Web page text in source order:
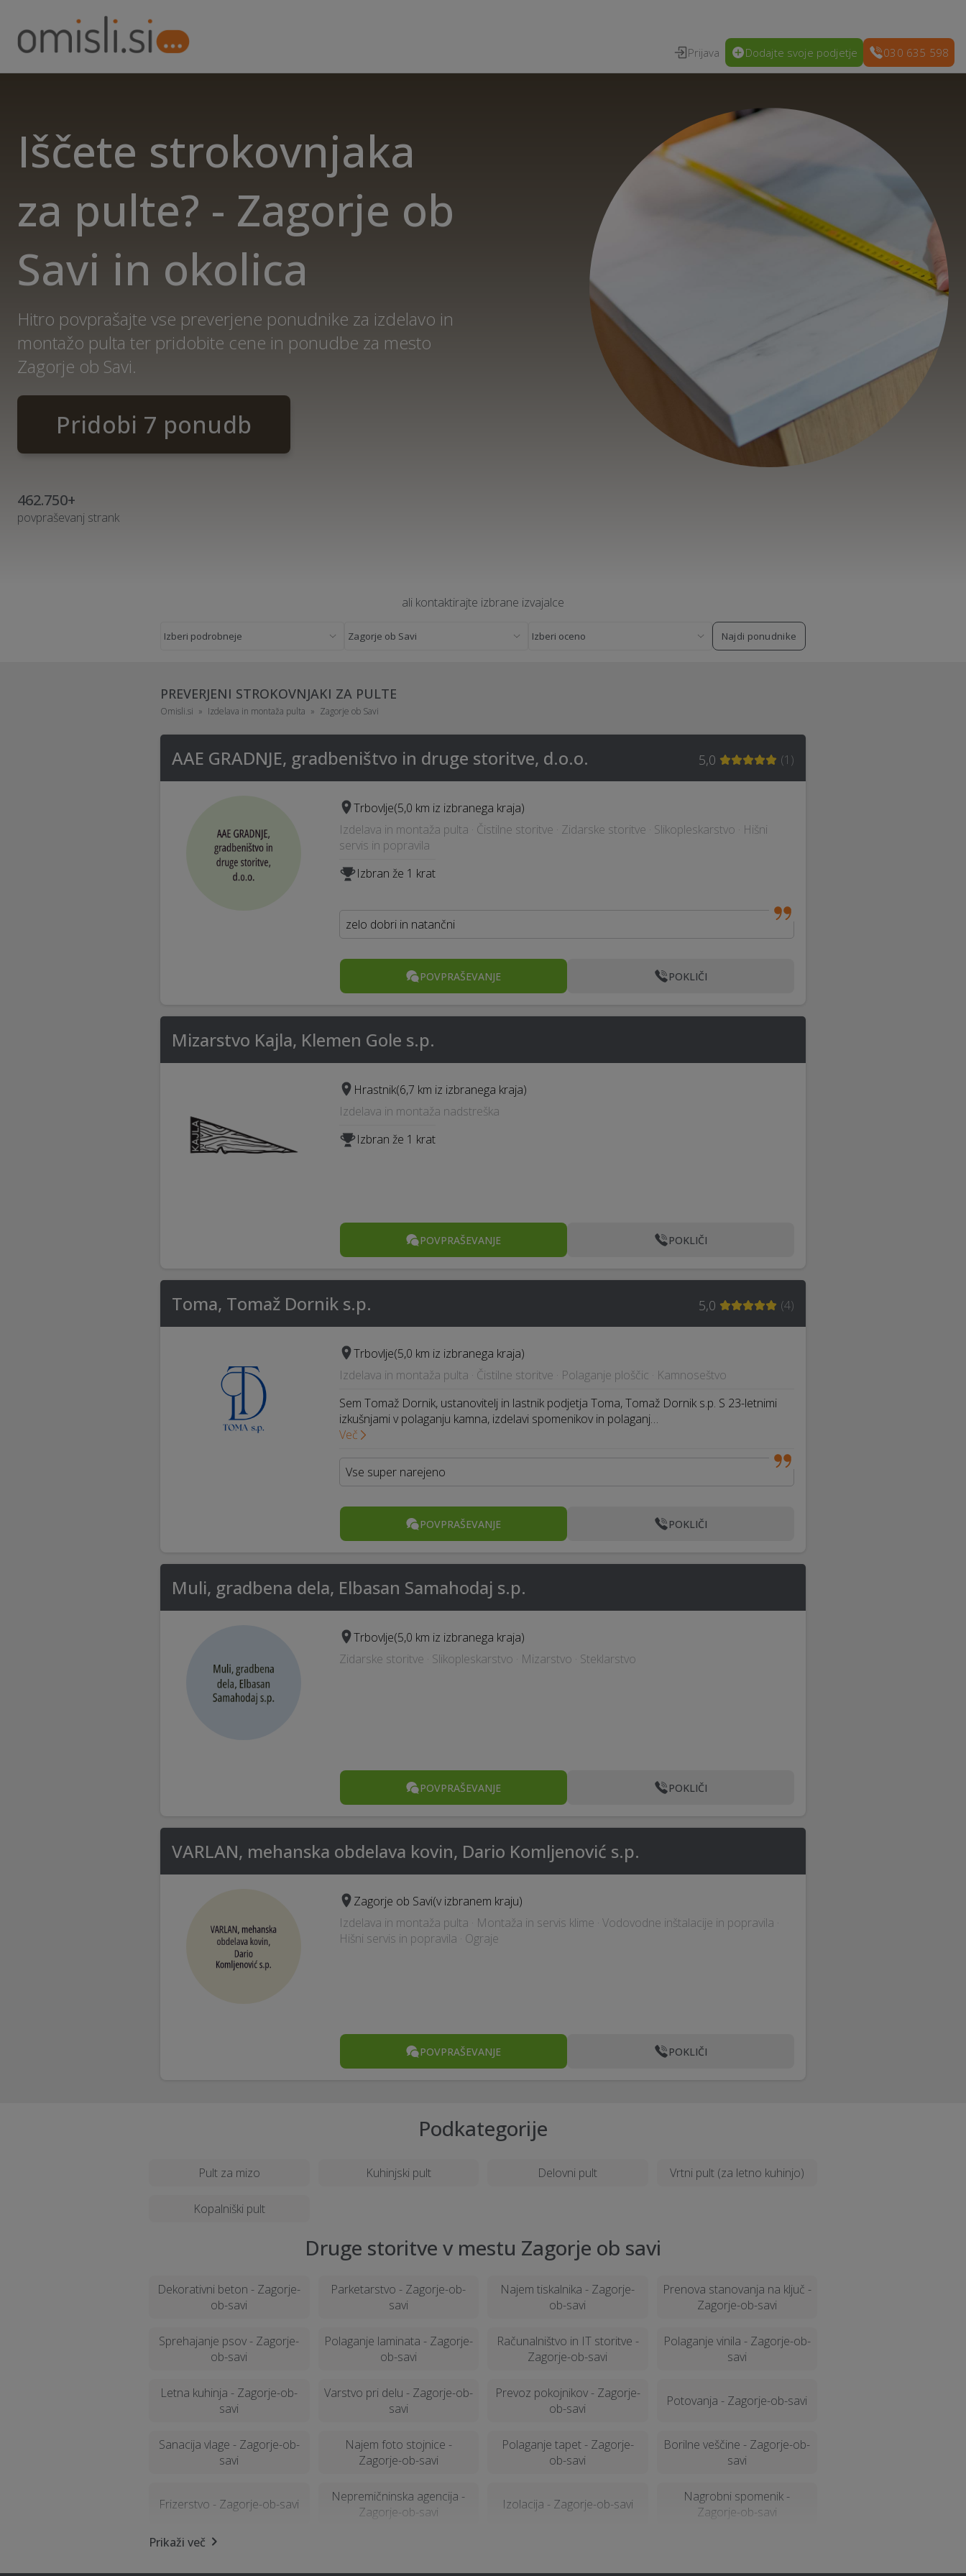
Prijava Dodajte svoje podjetje 030 635 598
Iščete strokovnjaka
za pulte? - Zagorje ob
Savi in okolica
Hitro povprašajte vse preverjene ponudnike za izdelavo in
montažo pulta ter pridobite cene in ponudbe za mesto
Zagorje ob Savi.
Pridobi 7 ponudb
462.750+
povpraševanj strank
ali kontaktirajte izbrane izvajalce
Najdi ponudnike
PREVERJENI STROKOVNJAKI ZA PULTE
Omisli.si Izdelava in montaža pulta Zagorje ob Savi
AAE GRADNJE, gradbeništvo in druge storitve, d.o.o. 5,0 (1 )
Trbovlje(5,0 km iz izbranega kraja)
Izdelava in montaža pulta · Čistilne storitve · Zidarske storitve · Slikopleskarstvo · Hišni
servis in popravila
Izbran že 1 krat
zelo dobri in natančni
POVPRAŠEVANJE POKLIČI
Mizarstvo Kajla, Klemen Gole s.p.
Hrastnik(6,7 km iz izbranega kraja)
Izdelava in montaža nadstreška
Izbran že 1 krat
POVPRAŠEVANJE POKLIČI
Toma, Tomaž Dornik s.p. 5,0 (4)
Trbovlje(5,0 km iz izbranega kraja)
Izdelava in montaža pulta · Čistilne storitve · Polaganje ploščic · Kamnoseštvo
Sem Tomaž Dornik, ustanovitelj in lastnik podjetja Toma, Tomaž Dornik s.p. S 23-letnimi
izkušnjami v polaganju kamna, izdelavi spomenikov in polaganj…
Več
Vse super narejeno
POVPRAŠEVANJE POKLIČI
Muli, gradbena dela, Elbasan Samahodaj s.p.
Trbovlje(5,0 km iz izbranega kraja)
Zidarske storitve · Slikopleskarstvo · Mizarstvo · Steklarstvo
POVPRAŠEVANJE POKLIČI
VARLAN, mehanska obdelava kovin, Dario Komljenović s.p.
Zagorje ob Savi(v izbranem kraju)
Izdelava in montaža pulta · Montaža in servis klime · Vodovodne inštalacije in popravila ·
Hišni servis in popravila · Ograje
POVPRAŠEVANJE POKLIČI
Podkategorije
Pult za mizo Kuhinjski pult Delovni pult Vrtni pult (za letno kuhinjo)
Kopalniški pult
Druge storitve v mestu Zagorje ob savi
Dekorativni beton - Zagorje-
ob-savi
Parketarstvo - Zagorje-ob-
savi
Najem tiskalnika - Zagorje-
ob-savi
Prenova stanovanja na ključ -
Zagorje-ob-savi
Sprehajanje psov - Zagorje-
ob-savi
Polaganje laminata - Zagorje-
ob-savi
Računalništvo in IT storitve -
Zagorje-ob-savi
Polaganje vinila - Zagorje-ob-
savi
Letna kuhinja - Zagorje-ob-
savi
Varstvo pri delu - Zagorje-ob-
savi
Prevoz pokojnikov - Zagorje-
ob-savi
Potovanja - Zagorje-ob-savi
Sanacija vlage - Zagorje-ob-
savi
Najem foto stojnice -
Zagorje-ob-savi
Polaganje tapet - Zagorje-
ob-savi
Borilne veščine - Zagorje-ob-
savi
Frizerstvo - Zagorje-ob-savi
Nepremičninska agencija -
Zagorje-ob-savi
Izolacija - Zagorje-ob-savi
Nagrobni spomenik -
Zagorje-ob-savi
Zagorje-ob-savi
Zagorje-ob-savi
ob-savi
Prikaži več